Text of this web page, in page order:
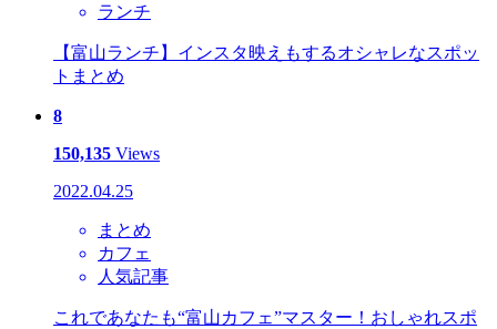
ランチ
【富山ランチ】インスタ映えもするオシャレなスポッ
トまとめ
8
150,135 Views
2022.04.25
まとめ
カフェ
人気記事
これであなたも“富山カフェ”マスター！おしゃれスポ